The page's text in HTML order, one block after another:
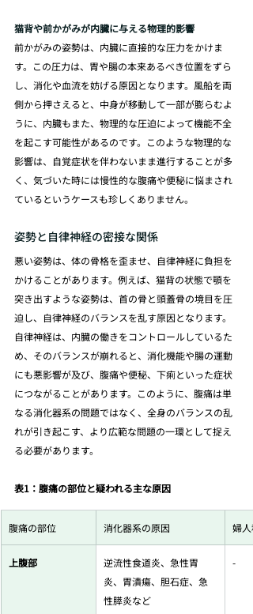
猫背や前かがみが内臓に与える物理的影響
前かがみの姿勢は、内臓に直接的な圧力をかけま
す。この圧力は、胃や腸の本来あるべき位置をずら
し、消化や血流を妨げる原因となります。風船を両
側から押さえると、中身が移動して一部が膨らむよ
うに、内臓もまた、物理的な圧迫によって機能不全
を起こす可能性があるのです。このような物理的な
影響は、自覚症状を伴わないまま進行することが多
く、気づいた時には慢性的な腹痛や便秘に悩まされ
ているというケースも珍しくありません。
姿勢と自律神経の密接な関係
悪い姿勢は、体の骨格を歪ませ、自律神経に負担を
かけることがあります。例えば、猫背の状態で顎を
突き出すような姿勢は、首の骨と頭蓋骨の境目を圧
迫し、自律神経のバランスを乱す原因となります。
自律神経は、内臓の働きをコントロールしているた
め、そのバランスが崩れると、消化機能や腸の運動
にも悪影響が及び、腹痛や便秘、下痢といった症状
につながることがあります。このように、腹痛は単
なる消化器系の問題ではなく、全身のバランスの乱
れが引き起こす、より広範な問題の一環として捉え
る必要があります。
表1：腹痛の部位と疑われる主な原因
腹痛の部位 消化器系の原因 婦人
上腹部
逆流性食道炎、急性胃
炎、胃潰瘍、胆石症、急
性膵炎など
-